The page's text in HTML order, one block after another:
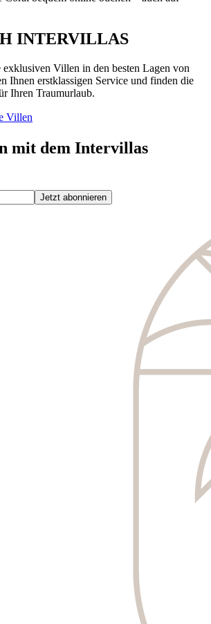
INTERVILLAS
exklusiven Villen in den besten Lagen von
Ihnen erstklassigen Service und finden die
Ihren Traumurlaub.
Villen
mit dem Intervillas
Jetzt abonnieren